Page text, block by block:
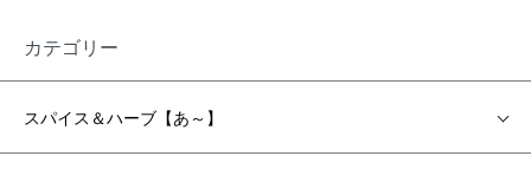
カテゴリー
スパイス＆ハーブ【あ～】